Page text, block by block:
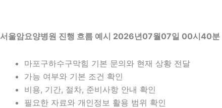
서울암요양병원 진행 흐름 예시 2026년07월07일 00시40분
마포구하수구막힘 기본 문의와 현재 상황 전달
가능 여부와 기본 조건 확인
비용, 기간, 절차, 준비사항 안내 확인
필요한 자료와 개인정보 활용 범위 확인